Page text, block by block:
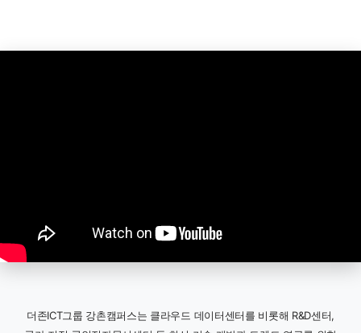
더존ICT그룹 강촌캠퍼스는 클라우드 데이터센터를 비롯해 R&D센터,